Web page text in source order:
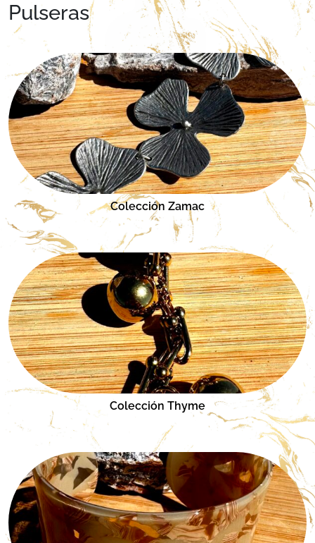
Pulseras
Colección Zamac
Colección Thyme